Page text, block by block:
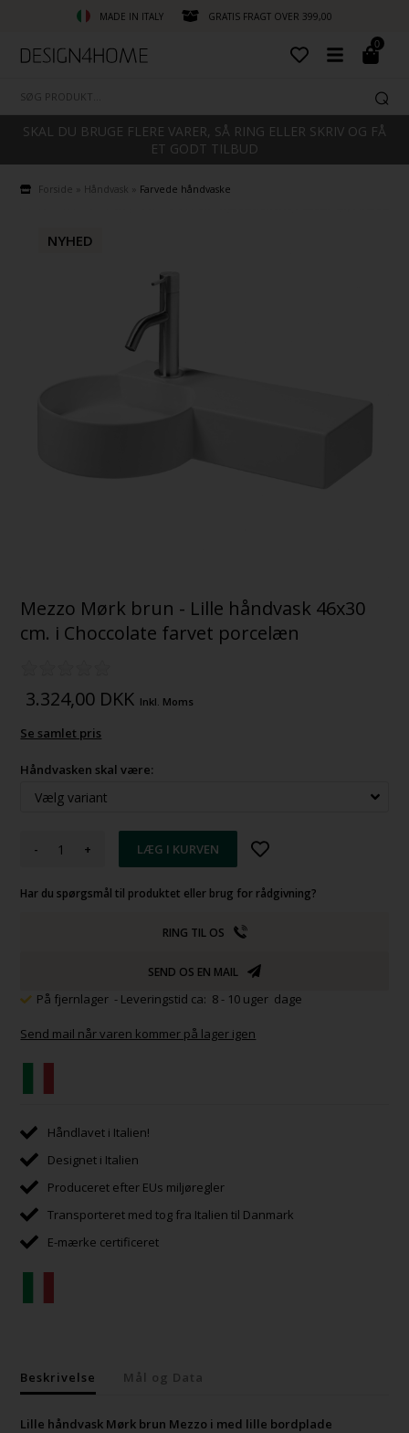
MADE IN ITALY GRATIS FRAGT OVER 399,00
0
SKAL DU BRUGE FLERE VARER, SÅ RING ELLER SKRIV OG FÅ
ET GODT TILBUD
Forside Håndvask Farvede håndvaske
NYHED
Mezzo Mørk brun - Lille håndvask 46x30
cm. i Choccolate farvet porcelæn
3.324,00 DKK Inkl. Moms
Se samlet pris
Håndvasken skal være:
- +
Har du spørgsmål til produktet eller brug for rådgivning?
RING TIL OS
SEND OS EN MAIL
På fjernlager - Leveringstid ca: 8 - 10 uger dage
Send mail når varen kommer på lager igen
Håndlavet i Italien!
Designet i Italien
Produceret efter EUs miljøregler
Transporteret med tog fra Italien til Danmark
E-mærke certificeret
Beskrivelse Mål og Data
Lille håndvask Mørk brun Mezzo i med lille bordplade